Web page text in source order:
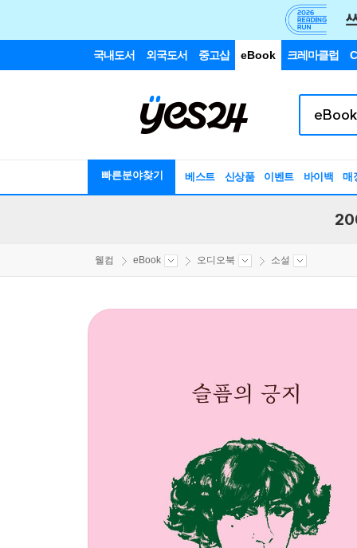
국내도서 외국도서 중고샵 eBook 크레마클럽
빠른분야찾기 베스트 신상품 이벤트 바이백 매
웰컴 eBook 오디오북 소설